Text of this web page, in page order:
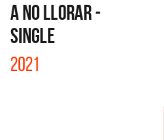
A NO LLORAR -
SINGLE
2021